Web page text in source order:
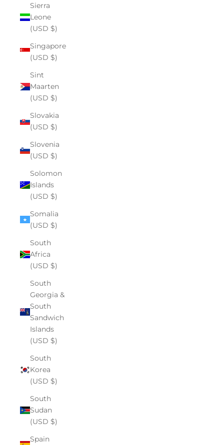
Sierra
Leone
(USD $)
Singapore
(USD $)
Sint
Maarten
(USD $)
Slovakia
(USD $)
Slovenia
(USD $)
Solomon
Islands
(USD $)
Somalia
(USD $)
South
Africa
(USD $)
South
Georgia &
South
Sandwich
Islands
(USD $)
South
Korea
(USD $)
South
Sudan
(USD $)
Spain